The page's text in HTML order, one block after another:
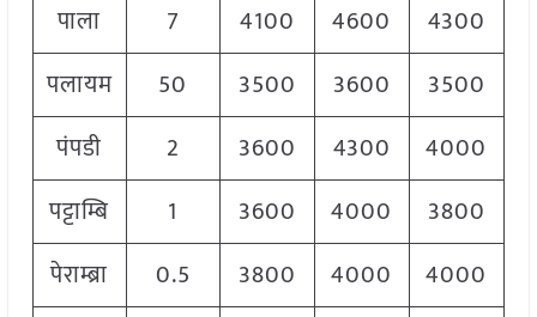
पाला
7 4100 4600
4300
पलायम
50 3500 3600
3500
पंपडी
2 3600 4300
4000
पट्टाम्बि
1 3600 4000
3800
पेराम्ब्रा
0.5 3800 4000
4000